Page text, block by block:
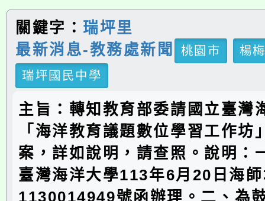
關鍵字： 瑞坪里
最新消息-教務處新聞
桃園市
楊
瑞坪國民中學
主旨：轉知教育部委請國立臺灣
「海洋教育議題數位學習工作坊
案，詳如說明，請查照。說明：
臺灣海洋大學113年6月20日海
1130014949號函辦理。二、為